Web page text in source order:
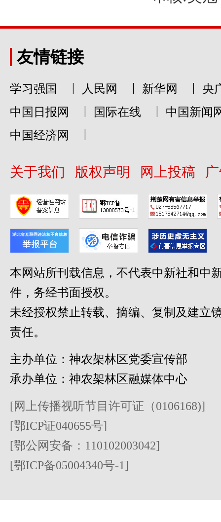
友情链接
学习强国 | 人民网 | 新华网 |
央
中国日报网
| 国际在线 |
中国新闻
中国经济网
|
关于我们 版权声明 网上投稿
本网站所刊载信息，不代表中新社和中
件，务经书面授权。
未经授权禁止转载、摘编、复制及建立
责任。
主办单位：神农架林区党委宣传部
承办单位：神农架林区融媒体中心
[网上传播视听节目许可证（0106168)]
[鄂ICP证040655号]
[鄂公网安备：110102003042]
[鄂ICP备05004340号-1]